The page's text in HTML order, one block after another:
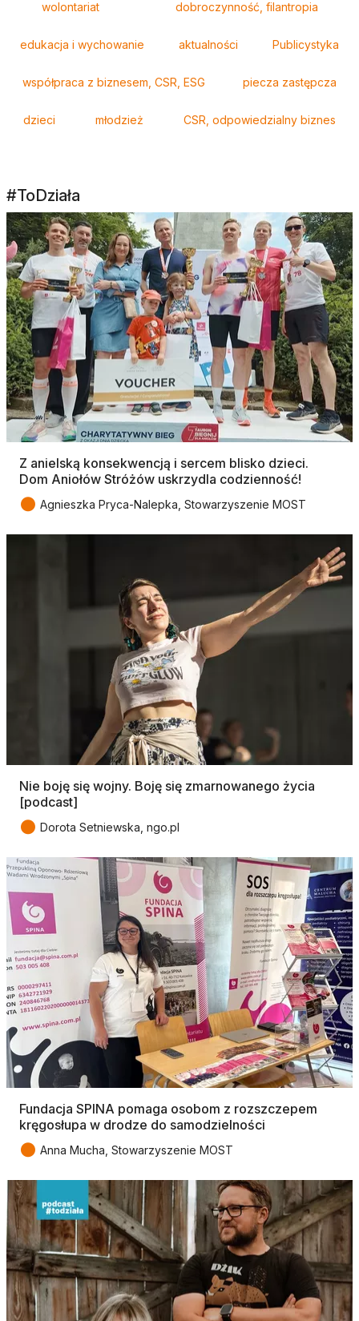
wolontariat dobroczynność, filantropia
edukacja i wychowanie aktualności Publicystyka
współpraca z biznesem, CSR, ESG piecza zastępcza
dzieci młodzież CSR, odpowiedzialny biznes
#ToDziała
Z anielską konsekwencją i sercem blisko dzieci.
Dom Aniołów Stróżów uskrzydla codzienność!
● Agnieszka Pryca-Nalepka, Stowarzyszenie MOST
Nie boję się wojny. Boję się zmarnowanego życia
[podcast]
● Dorota Setniewska, ngo.pl
Fundacja SPINA pomaga osobom z rozszczepem
kręgosłupa w drodze do samodzielności
● Anna Mucha, Stowarzyszenie MOST